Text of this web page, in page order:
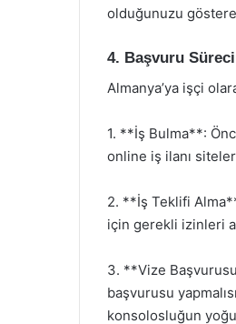
olduğunuzu
4. Başvuru Süreci
Almanya’ya işçi
1. **İş Bulma**:
online iş ilanı
2. **İş Teklifi
için gerekli izinleri
3. **Vize
başvurusu
konsolosluğun